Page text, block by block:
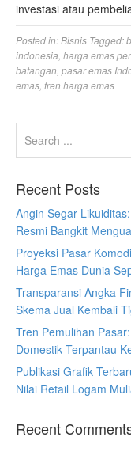
investasi atau
Posted in:Bisnis Tagged:
indonesia harga emas
batangan pasar emas
emas tren harga emas
Recent Posts
Angin Segar
Resmi Bangkit
Proyeksi Pasar
Harga Emas Dunia
Transparansi Angka
Skema Jual Kembali
Tren Pemulihan
Domestik Terpantau
Publikasi Grafik
Nilai Retail Logam
Recent